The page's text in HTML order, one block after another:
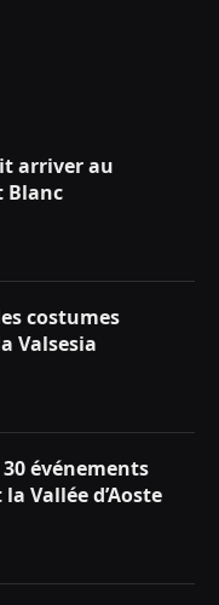
arriver au
Blanc
costumes
Valsesia
30 événements
Vallée d’Aoste